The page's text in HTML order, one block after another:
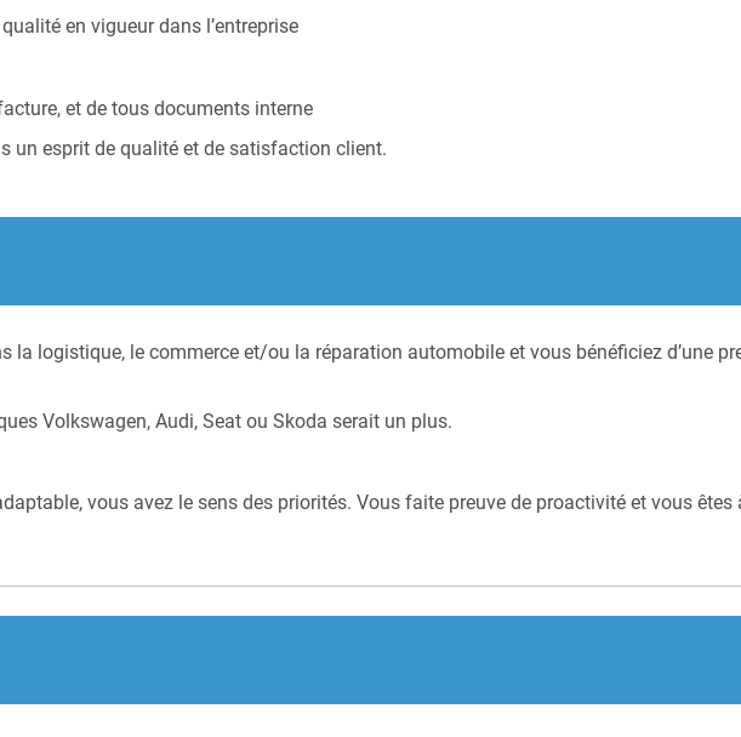
en vigueur dans l’entreprise
et de tous documents interne
un esprit de qualité et de satisfaction client.
la logistique, le commerce et/ou la réparation automobile et vous bénéficiez d’une
Volkswagen, Audi, Seat ou Skoda serait un plus.
vous avez le sens des priorités. Vous faite preuve de proactivité et vous êtes